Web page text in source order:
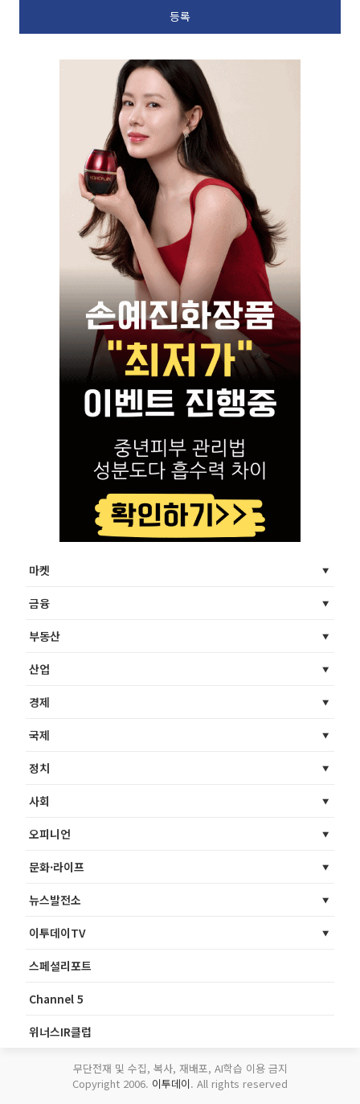
마켓
금융
부동산
산업
경제
국제
정치
사회
오피니언
문화·라이프
뉴스발전소
이투데이TV
스페셜리포트
Channel 5
위너스IR클럽
무단전재 및 수집, 복사, 재배포, AI학습 이용 금지
Copyright 2006. 이투데이. All rights reserved